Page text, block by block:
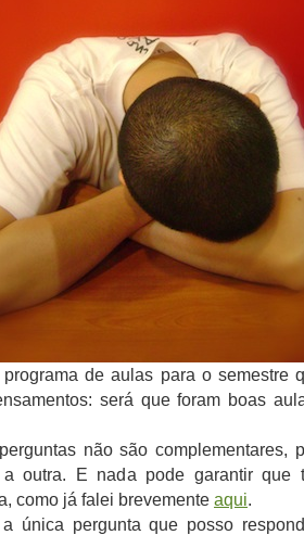
de aulas para o semestre
será que foram boas
não são complementares,
a outra. E nada pode garantir que
como já falei brevemente aqui.
única pergunta que posso